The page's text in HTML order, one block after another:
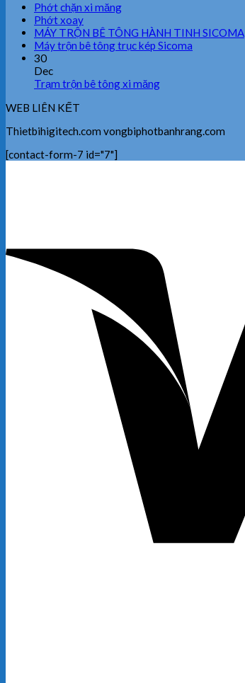
Phớt chặn xi măng
Phớt xoay
MÁY TRỘN BÊ TÔNG HÀNH TINH SICOMA
Máy trộn bê tông trục kép Sicoma
30
Dec
Trạm trộn bê tông xi măng
WEB LIÊN KẾT
Thietbihigitech.com vongbiphotbanhrang.com
[contact-form-7 id="7"]